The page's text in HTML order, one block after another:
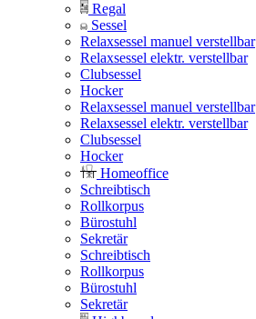
Regal
Sessel
Relaxsessel manuel verstellbar
Relaxsessel elektr. verstellbar
Clubsessel
Hocker
Relaxsessel manuel verstellbar
Relaxsessel elektr. verstellbar
Clubsessel
Hocker
Homeoffice
Schreibtisch
Rollkorpus
Bürostuhl
Sekretär
Schreibtisch
Rollkorpus
Bürostuhl
Sekretär